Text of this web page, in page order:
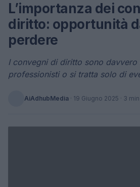
L’importanza dei
diritto: opportunità
perdere
I convegni di diritto sono davvero
professionisti o si tratta solo di
AiAdhubMedia · 19 Giugno 2025 · 3 min